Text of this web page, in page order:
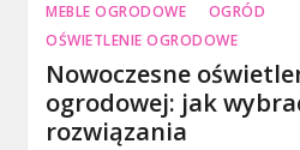
MEBLE OGRODOWE
OGRÓD
OŚWIETLENIE OGRODOWE
Nowoczesne
ogrodowej: jak
rozwiązania